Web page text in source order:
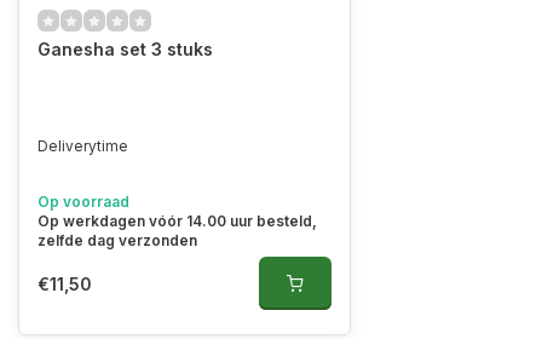
Ganesha set 3 stuks
Deliverytime
Op voorraad
Op werkdagen vóór 14.00 uur besteld,
zelfde dag verzonden
€11,50